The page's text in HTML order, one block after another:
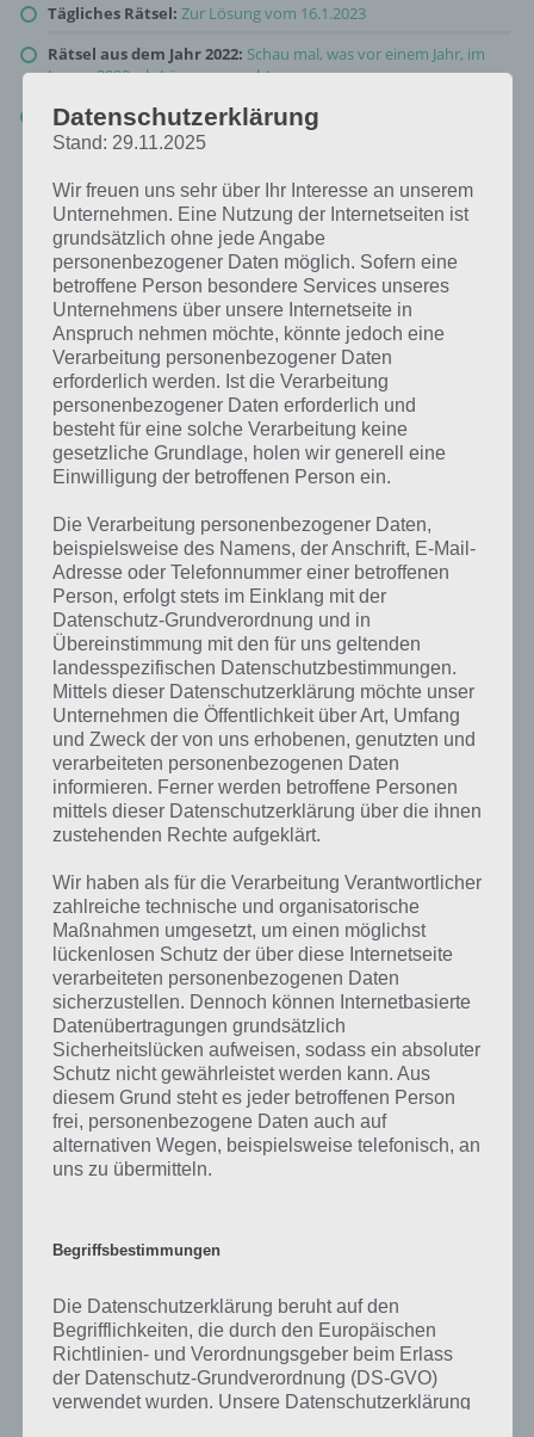
Tägliches Rätsel: Zur Lösung vom 16.1.2023
Rätsel aus dem Jahr 2022: Schau mal, was vor einem Jahr, im
Januar 2022, als Lösung gesucht war
Zur Übersicht :4 Bilder 1 Wort Lösungen zu Völlig verspielt im
Januar 2023!
Kurze Begriffserklärung zur Lösung
Heldin
Bilder 1 Wort, doch welche Bedeutung hat dieses eigentlich und was
gibt es dazu zu wissen? Passt das Wort auch zu Völlig verspielt? Zu
bestimmten Lösungen präsentieren wir daher auch immer eine
kurze Begriffserklärung!
Zu Heldin haben wir zunächst keine weiteren Informationen parat!
Auf WhatsApp teilen Teilen auf Facebook
Mehr Artikel hier auf Touchportal
Datenschutzerklärung
Stand: 29.11.2025
Wir freuen uns sehr über Ihr Interesse an unserem
Unternehmen. Eine Nutzung der Internetseiten ist
grundsätzlich ohne jede Angabe
personenbezogener Daten möglich. Sofern eine
betroffene Person besondere Services unseres
Unternehmens über unsere Internetseite in
Anspruch nehmen möchte, könnte jedoch eine
Verarbeitung personenbezogener Daten
erforderlich werden. Ist die Verarbeitung
personenbezogener Daten erforderlich und
besteht für eine solche Verarbeitung keine
gesetzliche Grundlage, holen wir generell eine
Einwilligung der betroffenen Person ein.
Die Verarbeitung personenbezogener Daten,
beispielsweise des Namens, der Anschrift, E-Mail-
Adresse oder Telefonnummer einer betroffenen
Person, erfolgt stets im Einklang mit der
Datenschutz-Grundverordnung und in
Übereinstimmung mit den für uns geltenden
landesspezifischen Datenschutzbestimmungen.
Mittels dieser Datenschutzerklärung möchte unser
Unternehmen die Öffentlichkeit über Art, Umfang
und Zweck der von uns erhobenen, genutzten und
verarbeiteten personenbezogenen Daten
informieren. Ferner werden betroffene Personen
mittels dieser Datenschutzerklärung über die ihnen
zustehenden Rechte aufgeklärt.
Wir haben als für die Verarbeitung Verantwortlicher
zahlreiche technische und organisatorische
Maßnahmen umgesetzt, um einen möglichst
lückenlosen Schutz der über diese Internetseite
verarbeiteten personenbezogenen Daten
sicherzustellen. Dennoch können Internetbasierte
Datenübertragungen grundsätzlich
Sicherheitslücken aufweisen, sodass ein absoluter
Schutz nicht gewährleistet werden kann. Aus
diesem Grund steht es jeder betroffenen Person
frei, personenbezogene Daten auch auf
alternativen Wegen, beispielsweise telefonisch, an
uns zu übermitteln.
Begriffsbestimmungen
Die Datenschutzerklärung beruht auf den
Begrifflichkeiten, die durch den Europäischen
Richtlinien- und Verordnungsgeber beim Erlass
der Datenschutz-Grundverordnung (DS-GVO)
verwendet wurden. Unsere Datenschutzerklärung